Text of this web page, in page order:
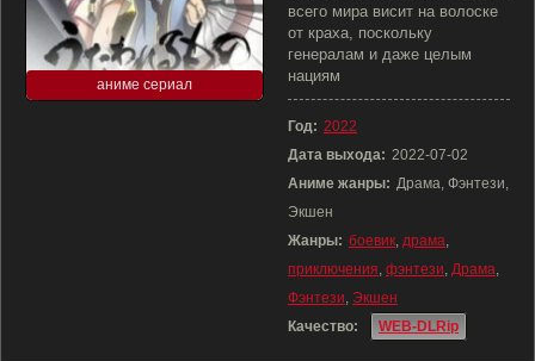
аниме сериал
всего мира висит на волоске
от краха, поскольку
генералам и даже целым
нациям
Год: 2022
Дата выхода: 2022-07-02
Аниме жанры: Драма, Фэнтези,
Экшен
Жанры: боевик, драма,
приключения, фэнтези, Драма,
Фэнтези, Экшен
Качество:
WEB-DLRip